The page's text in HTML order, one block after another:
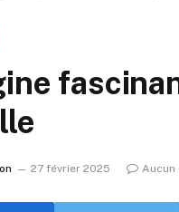
27 février 2025 Aucun